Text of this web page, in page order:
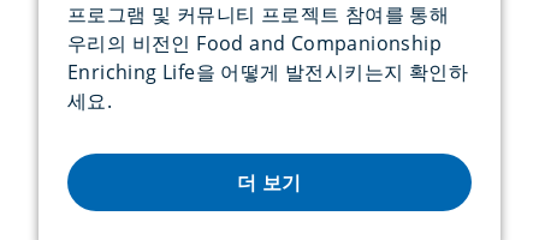
프로그램 및 커뮤니티 프로젝트 참여를 통해
우리의 비전인 Food and Companionship
Enriching Life을 어떻게 발전시키는지 확인하
세요.
더 보기